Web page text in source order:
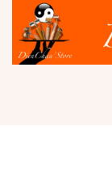
content